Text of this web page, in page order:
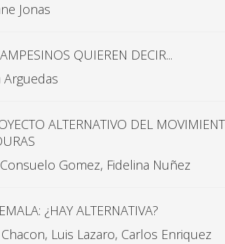
Jonas
QUIEREN DECIR...
Arguedas
ALTERNATIVO DEL
Gomez, Fidelina Nuñez
¿HAY ALTERNATIVA?
Luis Lazaro, Carlos Enriquez